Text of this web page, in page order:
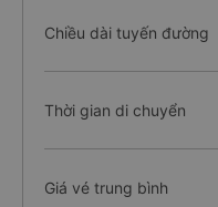
Chiều dài tuyến đường
Thời gian di chuyển
Giá vé trung bình